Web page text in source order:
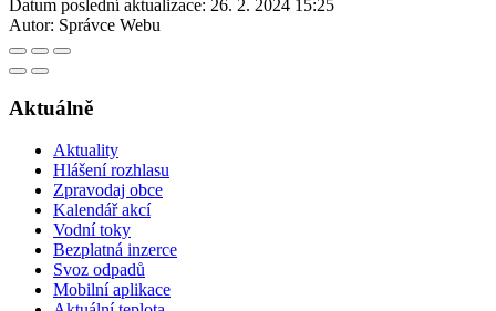
Datum poslední aktualizace: 26. 2. 2024 15:25
Autor: Správce Webu
Aktuálně
Aktuality
Hlášení rozhlasu
Zpravodaj obce
Kalendář akcí
Vodní toky
Bezplatná inzerce
Svoz odpadů
Mobilní aplikace